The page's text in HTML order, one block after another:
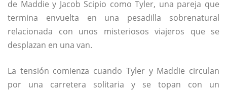
de Maddie y Jacob Scipio como Tyler, una pareja que
termina envuelta en una pesadilla sobrenatural
relacionada con unos misteriosos viajeros que se
desplazan en una van.
La tensión comienza cuando Tyler y Maddie circulan
por una carretera solitaria y se topan con un